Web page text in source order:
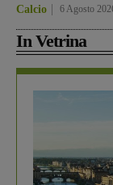
Calcio 6 Agosto
In Vetrina